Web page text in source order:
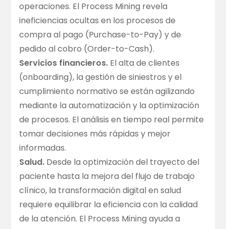
operaciones. El Process Mining revela
ineficiencias ocultas en los procesos de
compra al pago (Purchase-to-Pay) y de
pedido al cobro (Order-to-Cash).
Servicios financieros. El alta de clientes
(onboarding), la gestión de siniestros y el
cumplimiento normativo se están agilizando
mediante la automatización y la optimización
de procesos. El análisis en tiempo real permite
tomar decisiones más rápidas y mejor
informadas.
Salud. Desde la optimización del trayecto del
paciente hasta la mejora del flujo de trabajo
clínico, la transformación digital en salud
requiere equilibrar la eficiencia con la calidad
de la atención. El Process Mining ayuda a